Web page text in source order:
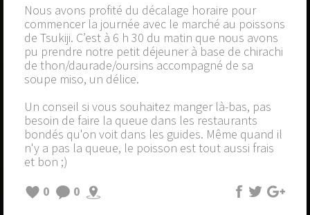
Nous avons profité du décalage horaire pour
commencer la journée avec le marché au poissons
de Tsukiji. C’est à 6 h 30 du matin que nous avons
pu prendre notre petit déjeuner à base de chirachi
de thon/daurade/oursins accompagné de sa
soupe miso, un délice.
Un conseil si vous souhaitez manger là-bas, pas
besoin de faire la queue dans les restaurants
bondés qu'on voit dans les guides. Même quand il
n'y a pas la queue, le poisson est tout aussi frais
et bon ;)
0
0